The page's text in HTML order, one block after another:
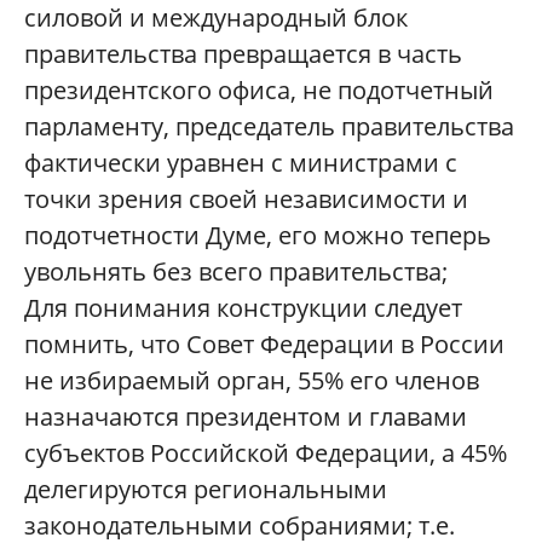
силовой и международный блок
правительства превращается в часть
президентского офиса, не подотчетный
парламенту, председатель правительства
фактически уравнен с министрами с
точки зрения своей независимости и
подотчетности Думе, его можно теперь
увольнять без всего правительства;
Для понимания конструкции следует
помнить, что Совет Федерации в России
не избираемый орган, 55% его членов
назначаются президентом и главами
субъектов Российской Федерации, а 45%
делегируются региональными
законодательными собраниями; т.е.